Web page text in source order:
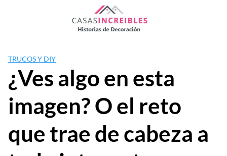
TRUCOS Y DIY
¿Ves algo en esta
imagen? O el reto
que trae de cabeza a